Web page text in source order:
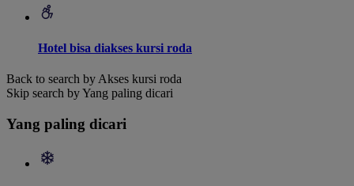
Hotel bisa diakses kursi roda
Back to search by Akses kursi roda
Skip search by Yang paling dicari
Yang paling dicari